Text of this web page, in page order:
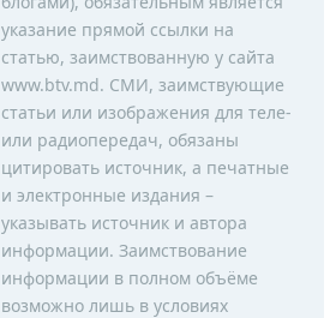
указание прямой ссылки на
статью, заимствованную у сайта
www.btv.md. СМИ, заимствующие
статьи или изображения для теле-
или радиопередач, обязаны
цитировать источник, а печатные
и электронные издания –
указывать источник и автора
информации. Заимствование
информации в полном объёме
возможно лишь в условиях